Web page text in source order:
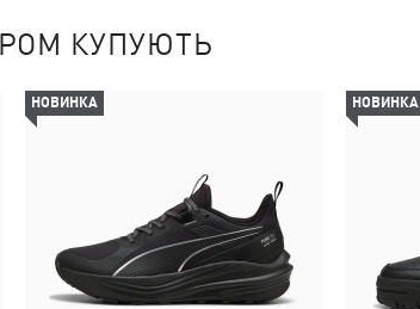
КУПУЮТЬ
НОВИНКА НОВИНКА